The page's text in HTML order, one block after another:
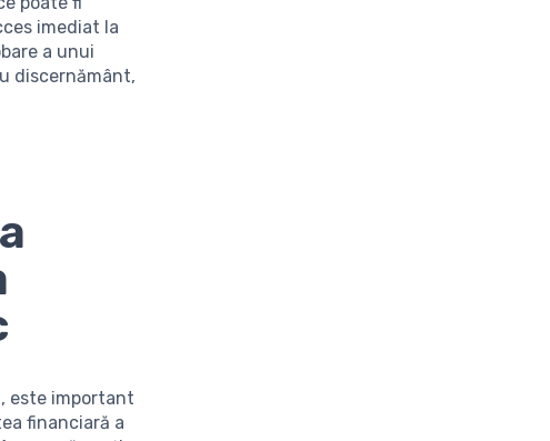
imediat la
a unui
discernământ,
, este important
financiară a